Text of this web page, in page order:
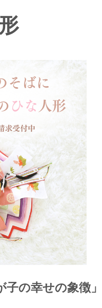
子の幸せの象徴